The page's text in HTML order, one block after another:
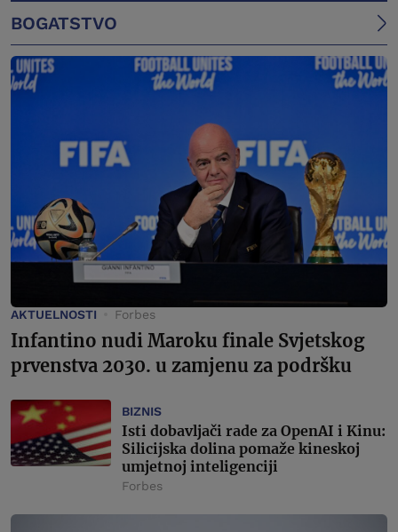
BOGATSTVO
AKTUELNOSTI Forbes
Infantino nudi Maroku finale Svjetskog
prvenstva 2030. u zamjenu za podršku
BIZNIS
Isti dobavljači rade za OpenAI i Kinu:
Silicijska dolina pomaže kineskoj
umjetnoj inteligenciji
Forbes